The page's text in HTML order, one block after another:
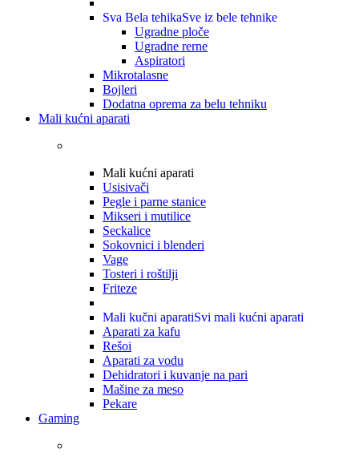
Sva Bela tehikaSve iz bele tehnike
Ugradne ploče
Ugradne rerne
Aspiratori
Mikrotalasne
Bojleri
Dodatna oprema za belu tehniku
Mali kućni aparati
Mali kućni aparati
Usisivači
Pegle i parne stanice
Mikseri i mutilice
Seckalice
Sokovnici i blenderi
Vage
Tosteri i roštilji
Friteze
Mali kučni aparatiSvi mali kućni aparati
Aparati za kafu
Rešoi
Aparati za vodu
Dehidratori i kuvanje na pari
Mašine za meso
Pekare
Gaming